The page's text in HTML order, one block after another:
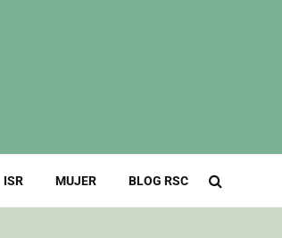
ISR MUJER BLOG RSC